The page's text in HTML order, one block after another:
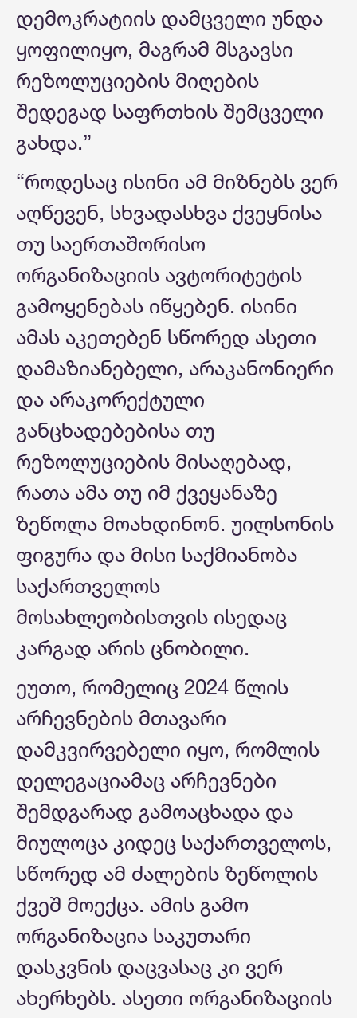
დემოკრატიის დამცველი უნდა
ყოფილიყო, მაგრამ მსგავსი
რეზოლუციების მიღების
შედეგად საფრთხის შემცველი
გახდა.”
“როდესაც ისინი ამ მიზნებს ვერ
აღწევენ, სხვადასხვა ქვეყნისა
თუ საერთაშორისო
ორგანიზაციის ავტორიტეტის
გამოყენებას იწყებენ. ისინი
ამას აკეთებენ სწორედ ასეთი
დამაზიანებელი, არაკანონიერი
და არაკორექტული
განცხადებებისა თუ
რეზოლუციების მისაღებად,
რათა ამა თუ იმ ქვეყანაზე
ზეწოლა მოახდინონ. უილსონის
ფიგურა და მისი საქმიანობა
საქართველოს
მოსახლეობისთვის ისედაც
კარგად არის ცნობილი.
ეუთო, რომელიც 2024 წლის
არჩევნების მთავარი
დამკვირვებელი იყო, რომლის
დელეგაციამაც არჩევნები
შემდგარად გამოაცხადა და
მიულოცა კიდეც საქართველოს,
სწორედ ამ ძალების ზეწოლის
ქვეშ მოექცა. ამის გამო
ორგანიზაცია საკუთარი
დასკვნის დაცვასაც კი ვერ
ახერხებს. ასეთი ორგანიზაციის